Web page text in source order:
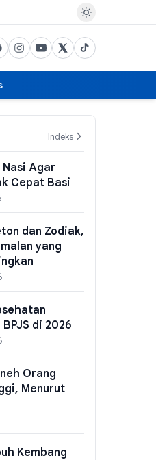
Indeks
Nasi Agar
Cepat Basi
dan Zodiak,
yang
di 2026
Orang
Menurut
Kembang